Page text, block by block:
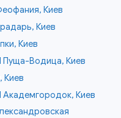
Киев
Киев
Киев
Пуща-Водица, Киев
Киев
Академгородок, Киев